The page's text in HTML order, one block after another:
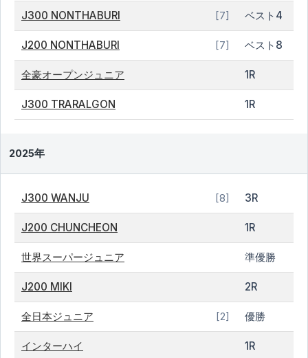
J300 NONTHABURI [7] ベスト4
J200 NONTHABURI [7] ベスト8
全豪オープンジュニア 1R
J300 TRARALGON 1R
2025年
J300 WANJU [8] 3R
J200 CHUNCHEON 1R
世界スーパージュニア 準優勝
J200 MIKI 2R
全日本ジュニア [2] 優勝
インターハイ 1R